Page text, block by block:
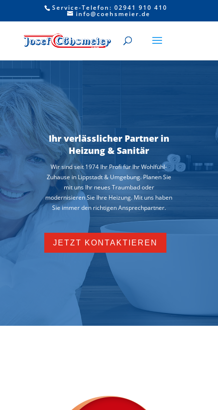
Service-Telefon: 02941 910 410
info@coehsmeier.de
Ihr verlässlicher Partner in
Heizung & Sanitär
Wir sind seit 1974 Ihr Profi für Ihr Wohlfühl-
Zuhause in Lippstadt & Umgebung. Planen Sie
mit uns Ihr neues Traumbad oder
modernisieren Sie Ihre Heizung. Mit uns haben
Sie immer den richtigen Ansprechpartner.
JETZT KONTAKTIEREN